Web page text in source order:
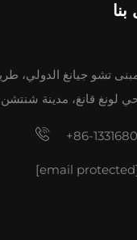
بنا
تشو جيانغ الدولي،
لونغ قانغ، مدينة
+86-
[email protected]